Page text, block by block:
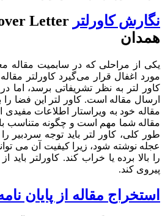
نگارش کاورلتر
همدان
یکی از مراحلی که در سابمیت مقاله
مورد اغفال قرار می‌گیرد کاورلتر
کاور لتر به نظر تشریفاتی برسد، اما
ارسال مقاله است. کاور لتر این فضا
مقاله خود به ویراستار اطلاعات مفیدی
مقاله شما مهم است و چگونه متناسب
طور کلی، کاور لتر باید توجه سردبیر
عجله نوشته شود، زیرا کیفیت آن می
را بالا برده یا خراب کند. کاورلتر باید
پیروی کند.
استخراج مقاله از پایان